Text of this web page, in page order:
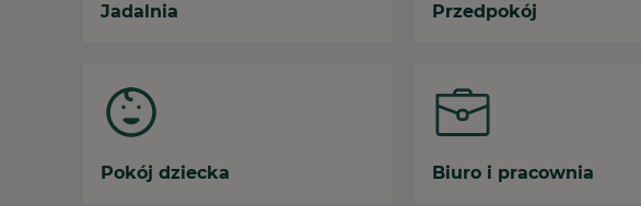
Jadalnia Przedpokój
Pokój dziecka Biuro i pracownia